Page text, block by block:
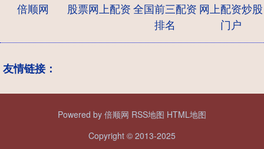
倍顺网 股票网上配资全国前三配资
排名
网上配资炒股
门户
友情链接：
Powered by 倍顺网 RSS地图 HTML地图
Copyright © 2013-2025